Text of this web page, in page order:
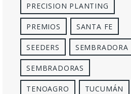
PRECISION PLANTING
PREMIOS SANTA FE
SEEDERS SEMBRADORA
SEMBRADORAS
TENOAGRO TUCUMÁN